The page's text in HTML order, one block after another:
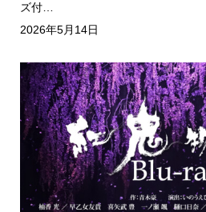
ズ付…
2026年5月14日